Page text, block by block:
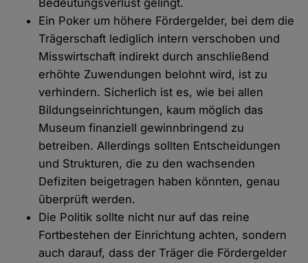
Bedeutungsverlust gelingt.
Ein Poker um höhere Fördergelder, bei dem die
Trägerschaft lediglich intern verschoben und
Misswirtschaft indirekt durch anschließend
erhöhte Zuwendungen belohnt wird, ist zu
verhindern. Sicherlich ist es, wie bei allen
Bildungseinrichtungen, kaum möglich das
Museum finanziell gewinnbringend zu
betreiben. Allerdings sollten Entscheidungen
und Strukturen, die zu den wachsenden
Defiziten beigetragen haben könnten, genau
überprüft werden.
Die Politik sollte nicht nur auf das reine
Fortbestehen der Einrichtung achten, sondern
auch darauf, dass der Träger die Fördergelder